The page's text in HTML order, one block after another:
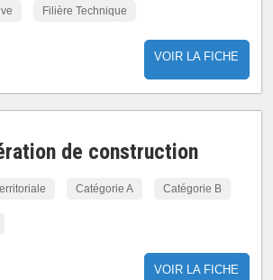
Filière Technique
VOIR LA FICHE
de construction
Catégorie A Catégorie B
VOIR LA FICHE